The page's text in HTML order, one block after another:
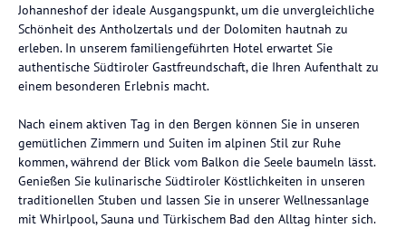
Johanneshof der ideale Ausgangspunkt, um die unvergleichliche
Schönheit des Antholzertals und der Dolomiten hautnah zu
erleben. In unserem familiengeführten Hotel erwartet Sie
authentische Südtiroler Gastfreundschaft, die Ihren Aufenthalt zu
einem besonderen Erlebnis macht.
Nach einem aktiven Tag in den Bergen können Sie in unseren
gemütlichen Zimmern und Suiten im alpinen Stil zur Ruhe
kommen, während der Blick vom Balkon die Seele baumeln lässt.
Genießen Sie kulinarische Südtiroler Köstlichkeiten in unseren
traditionellen Stuben und lassen Sie in unserer Wellnessanlage
mit Whirlpool, Sauna und Türkischem Bad den Alltag hinter sich.